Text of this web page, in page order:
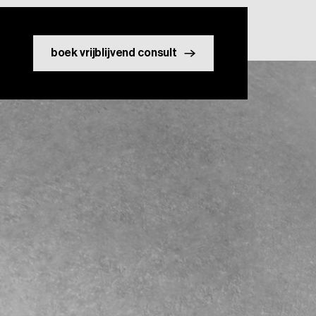
boek vrijblijvend consult